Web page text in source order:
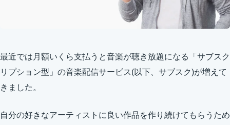
最近では月額いくら支払うと音楽が聴き放題になる「サブスク
リプション型」の音楽配信サービス(以下、サブスク)が増えて
きました。
自分の好きなアーティストに良い作品を作り続けてもらうため